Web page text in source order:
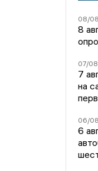
08/08
8
07/08
7
на
06/08
6